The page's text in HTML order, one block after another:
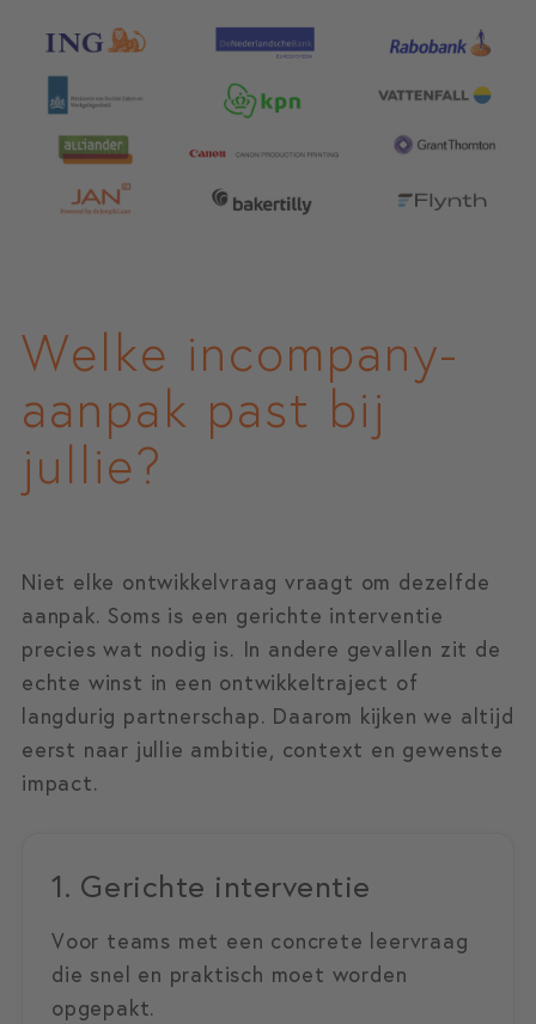
Welke incompany-
aanpak past bij
jullie?
Niet elke ontwikkelvraag vraagt om dezelfde
aanpak. Soms is een gerichte interventie
precies wat nodig is. In andere gevallen zit de
echte winst in een ontwikkeltraject of
langdurig partnerschap. Daarom kijken we altijd
eerst naar jullie ambitie, context en gewenste
impact.
1. Gerichte interventie
Voor teams met een concrete leervraag
die snel en praktisch moet worden
opgepakt.